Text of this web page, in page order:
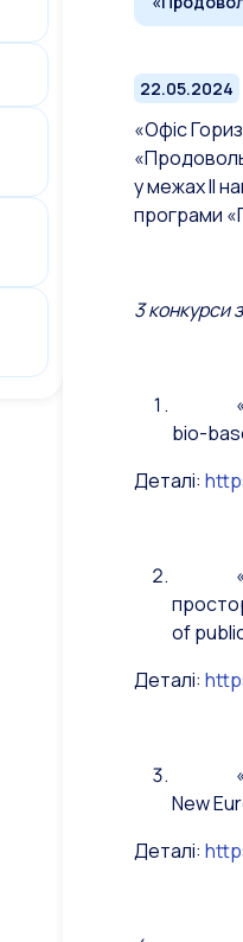
22.05.2024
«Офіс
у межах ІІ
програми
3 конкурси
bio-
Деталі:
of
Деталі:
New
Деталі: